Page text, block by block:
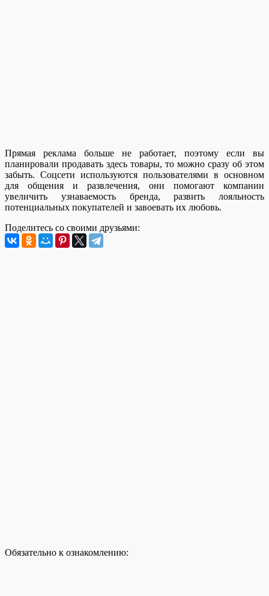
Прямая реклама больше не работает, поэтому если вы
планировали продавать здесь товары, то можно сразу об этом
забыть. Соцсети используются пользователями в основном
для общения и развлечения, они помогают компании
увеличить узнаваемость бренда, развить лояльность
потенциальных покупателей и завоевать их любовь.
Поделитесь со своими друзьями:
Обязательно к ознакомлению: